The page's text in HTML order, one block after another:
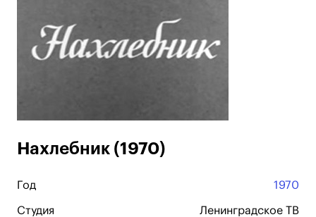
Нахлебник (1970)
Год 1970
Студия Ленинградское ТВ